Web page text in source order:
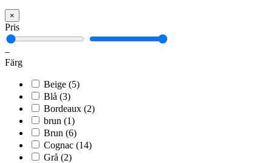
×
Pris
–
Färg
Beige (5)
Blå (3)
Bordeaux (2)
brun (1)
Brun (6)
Cognac (14)
Grå (2)